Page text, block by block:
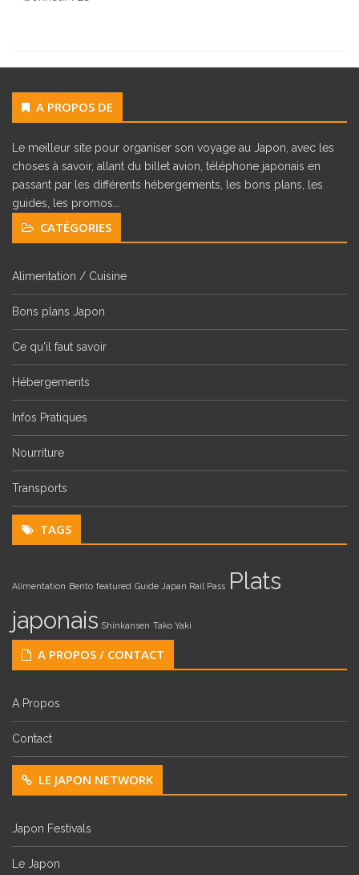
A PROPOS DE
Le meilleur site pour organiser son voyage au Japon, avec les
choses à savoir, allant du billet avion, téléphone japonais en
passant par les différents hébergements, les bons plans, les
guides, les promos...
CATÉGORIES
Alimentation / Cuisine
Bons plans Japon
Ce qu'il faut savoir
Hébergements
Infos Pratiques
Nourriture
Transports
TAGS
Alimentation Bento featured Guide Japan Rail Pass Plats
japonais Shinkansen Tako Yaki
A PROPOS / CONTACT
A Propos
Contact
LE JAPON NETWORK
Japon Festivals
Le Japon